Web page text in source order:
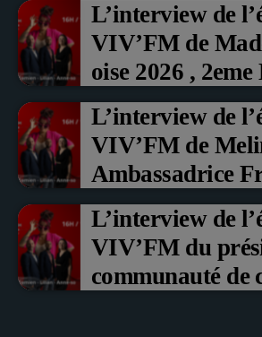
L’interview de
VIV’FM de
oise 2026 ,
Prix du Public ,
fruits rouge
L’interview de
VIV’FM de
Ambassadrice
L’interview de
VIV’FM du
communauté de